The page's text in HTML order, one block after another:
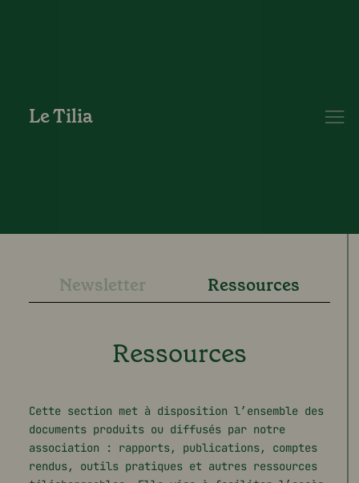
Le Tilia
Newsletter Ressources
Ressources
Cette section met à disposition l’ensemble des
documents produits ou diffusés par notre
association : rapports, publications, comptes
rendus, outils pratiques et autres ressources